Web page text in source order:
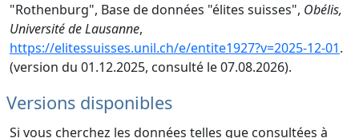
"Rothenburg", Base de données "élites suisses", Obélis,
Université de Lausanne,
https://elitessuisses.unil.ch/e/entite1927?v=2025-12-01.
(version du 01.12.2025, consulté le 07.08.2026).
Versions disponibles
Si vous cherchez les données telles que consultées à